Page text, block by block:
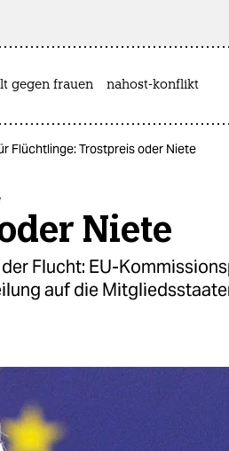
gegen frauen nahost-konflikt
Flüchtlinge: Trostpreis oder Niete
Niete
Flucht: EU-
auf die